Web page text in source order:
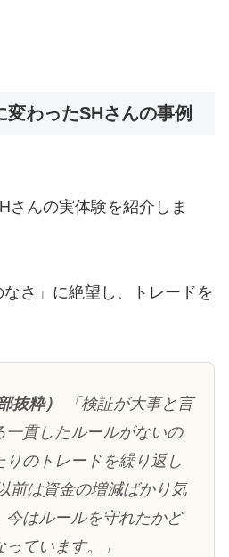
わったSHさんの事例
さんの実体験を紹介しま
さ」に絶望し、トレードを
抜粋）
「検証が大事と言
一貫したルールがないの
りのトレードを繰り返し
前は資金の増減ばかり気
今はルールを守れたかど
ています。」